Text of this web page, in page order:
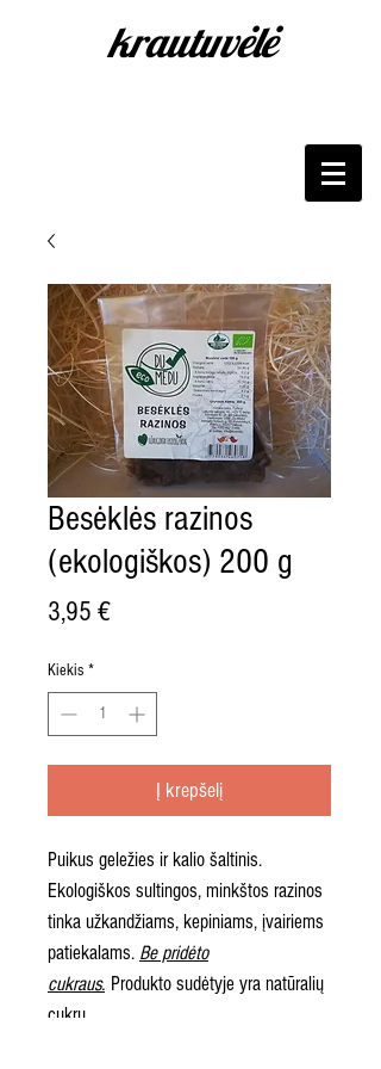
krautuvėlė
Besėklės razinos
(ekologiškos) 200 g
3,95 €Price
Kiekis *
Į krepšelį
Puikus geležies ir kalio šaltinis.
Ekologiškos sultingos, minkštos razinos
tinka užkandžiams, kepiniams, įvairiems
patiekalams. Be pridėto
cukraus. Produkto sudėtyje yra natūralių
cukrų.